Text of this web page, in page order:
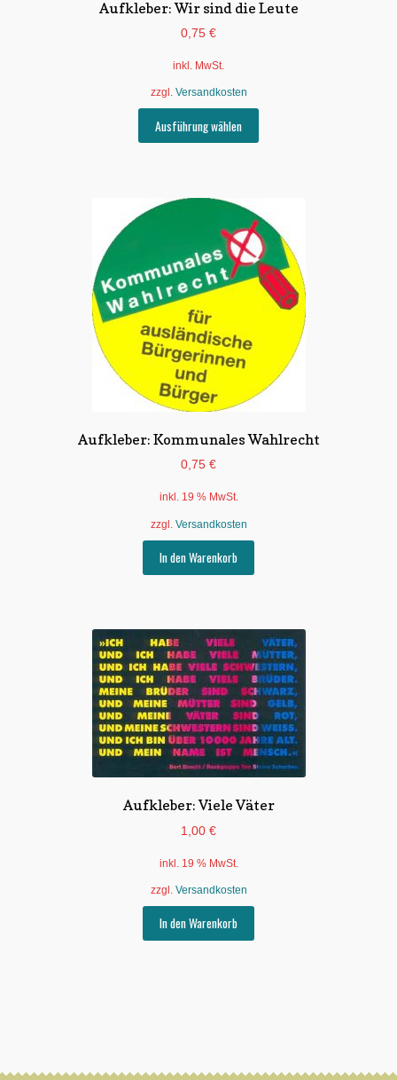
Aufkleber: Wir sind die Leute
0,75 €
inkl. MwSt.
zzgl. Versandkosten
Ausführung wählen
auf.
Die
Optionen
können
auf
Produktseite
gewählt
werden
Aufkleber: Kommunales Wahlrecht
0,75 €
inkl. 19 % MwSt.
zzgl. Versandkosten
In den Warenkorb
Aufkleber: Viele Väter
1,00 €
inkl. 19 % MwSt.
zzgl. Versandkosten
In den Warenkorb